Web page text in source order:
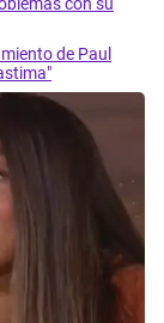
de Paul